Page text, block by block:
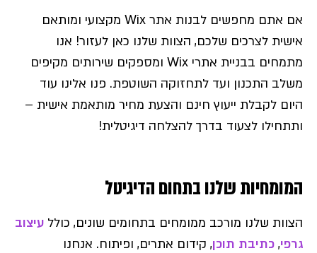
אם אתם מחפשים לבנות אתר Wix מקצועי ומותאם
אישית לצרכים שלכם, הצוות שלנו כאן לעזור! אנו
מתמחים בבניית אתרי Wix ומספקים שירותים מקיפים
משלב התכנון ועד לתחזוקה השוטפת. פנו אלינו עוד
היום לקבלת ייעוץ חינם והצעת מחיר מותאמת אישית –
ותתחילו לצעוד בדרך להצלחה דיגיטלית!
המומחיות שלנו בתחום הדיגיטל
הצוות שלנו מורכב ממומחים בתחומים שונים, כולל עיצוב
גרפי, כתיבת תוכן, קידום אתרים, ופיתוח. אנחנו